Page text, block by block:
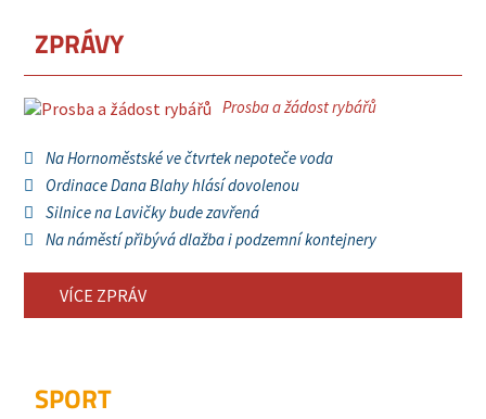
ZPRÁVY
Prosba a žádost rybářů
Na Hornoměstské ve čtvrtek nepoteče voda
Ordinace Dana Blahy hlásí dovolenou
Silnice na Lavičky bude zavřená
Na náměstí přibývá dlažba i podzemní kontejnery
VÍCE ZPRÁV
SPORT